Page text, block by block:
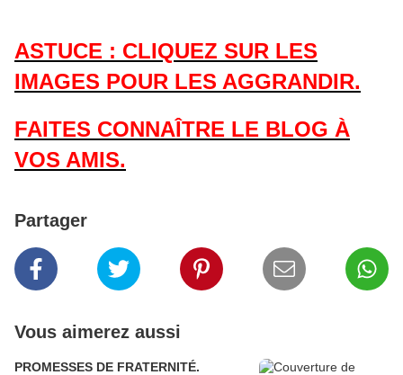
ASTUCE : CLIQUEZ SUR LES
IMAGES POUR LES AGGRANDIR.
FAITES CONNAÎTRE LE BLOG À
VOS AMIS.
Partager
Vous aimerez aussi
PROMESSES DE FRATERNITÉ.